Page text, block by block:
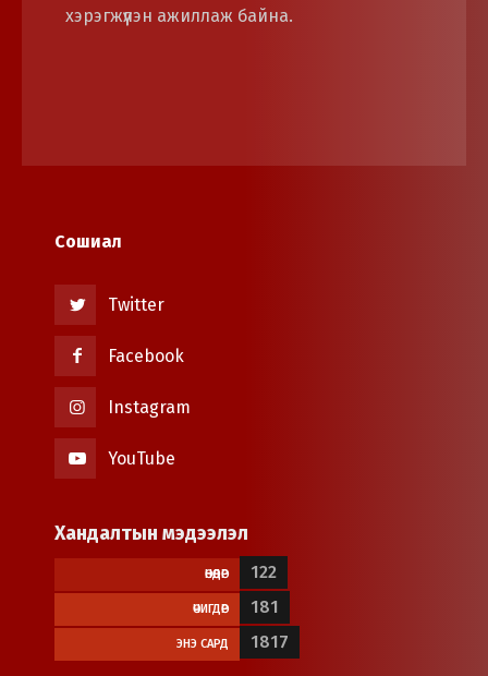
хэрэгжүүлэн ажиллаж байна.
Сошиал
Twitter
Facebook
Instagram
YouTube
Хандалтын мэдээлэл
ӨНӨӨДӨР 122
ӨЧИГДӨР 181
ЭНЭ САРД 1817